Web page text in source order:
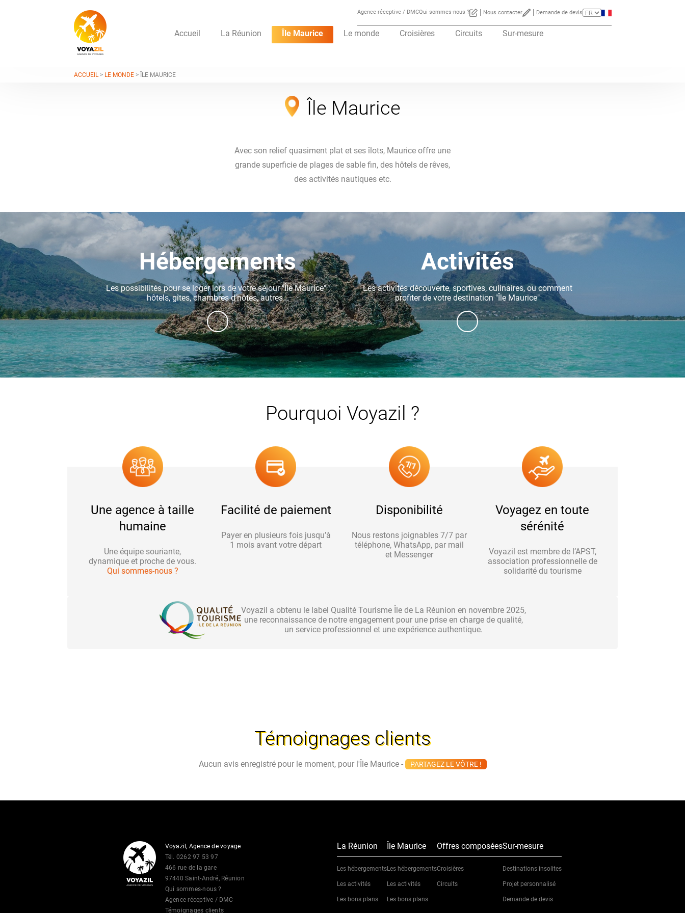
Agence réceptive / DMCQui sommes-nous ? Nous contacter Demande de devis
Accueil La Réunion Île Maurice Le monde Croisières Circuits Sur-mesure
ACCUEIL> LE MONDE> ÎLE MAURICE
Île Maurice
Avec son relief quasiment plat et ses îlots, Maurice offre une
grande superficie de plages de sable fin, des hôtels de rêves,
des activités nautiques etc.
Hébergements
Les possibilités pour se loger lors de votre séjour "Île Maurice" ;
hôtels, gîtes, chambres d'hôtes, autres...
DÉCOUVRIR
Activités
Les activités découverte, sportives, culinaires, ou comment
profiter de votre destination "Île Maurice"
DÉCOUVRIR
Pourquoi Voyazil ?
Une agence à taille
humaine
Une équipe souriante,
dynamique et proche de vous.
Qui sommes-nous ?
Facilité de paiement
Payer en plusieurs fois jusqu’à
1 mois avant votre départ
Disponibilité
Nous restons joignables 7/7 par
téléphone, WhatsApp, par mail
et Messenger
Voyagez en toute
sérénité
Voyazil est membre de l’APST,
association professionnelle de
solidarité du tourisme
Voyazil a obtenu le label Qualité Tourisme Île de La Réunion en novembre 2025,
une reconnaissance de notre engagement pour une prise en charge de qualité,
un service professionnel et une expérience authentique.
Témoignages clients
Aucun avis enregistré pour le moment, pour l'Île Maurice - PARTAGEZ LE VÔTRE !
Voyazil, Agence de voyage
Tél. 0262 97 53 97
466 rue de la gare
97440 Saint-André, Réunion
Qui sommes-nous ?
Agence réceptive / DMC
Témoignages clients
La Réunion
Les hébergements
Les activités
Les bons plans
Île Maurice
Les hébergements
Les activités
Les bons plans
Offres composées
Croisières
Circuits
Sur-mesure
Destinations insolites
Projet personnalisé
Demande de devis